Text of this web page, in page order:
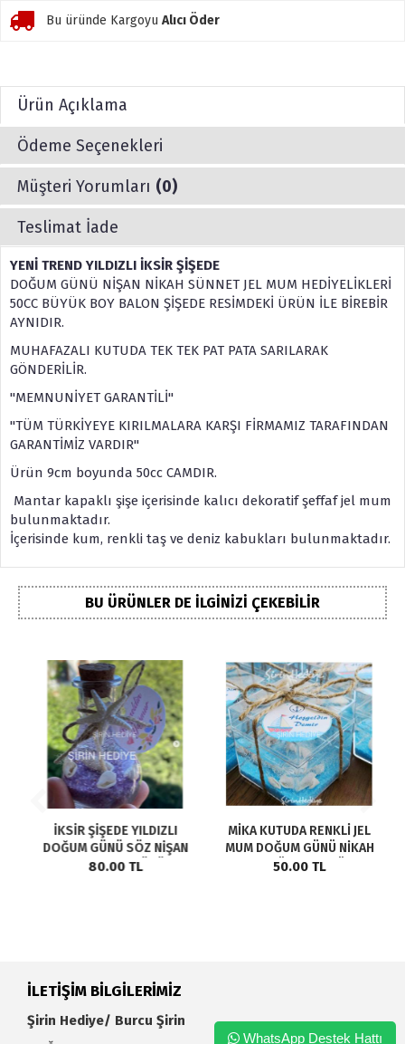
Bu üründe Kargoyu Alıcı Öder
Ürün Açıklama
Ödeme Seçenekleri
Müşteri Yorumları (0)
Teslimat İade
YENİ TREND YILDIZLI İKSİR ŞİŞEDE
DOĞUM GÜNÜ NİŞAN NİKAH SÜNNET JEL MUM HEDİYELİKLERİ
50CC BÜYÜK BOY BALON ŞİŞEDE RESİMDEKİ ÜRÜN İLE BİREBİR
AYNIDIR.
MUHAFAZALI KUTUDA TEK TEK PAT PATA SARILARAK
GÖNDERİLİR.
"MEMNUNİYET GARANTİLİ"
"TÜM TÜRKİYEYE KIRILMALARA KARŞI FİRMAMIZ TARAFINDAN
GARANTİMİZ VARDIR"
Ürün 9cm boyunda 50cc CAMDIR.
Mantar kapaklı şişe içerisinde kalıcı dekoratif şeffaf jel mum
bulunmaktadır.
İçerisinde kum, renkli taş ve deniz kabukları bulunmaktadır.
BU ÜRÜNLER DE İLGINIZI ÇEKEBILIR
İKSİR ŞİŞEDE YILDIZLI
DOĞUM GÜNÜ SÖZ NİŞAN
NİKAH DOĞUM GÜNÜ JEL
80.00 TL
MİKA KUTUDA RENKLİ JEL
MUM DOĞUM GÜNÜ NİKAH
NİŞAN SÖZ KİŞİYE ÖZEL
50.00 TL
İLETİŞİM BİLGİLERİMİZ
Şirin Hediye/ Burcu Şirin
WhatsApp Destek Hattı